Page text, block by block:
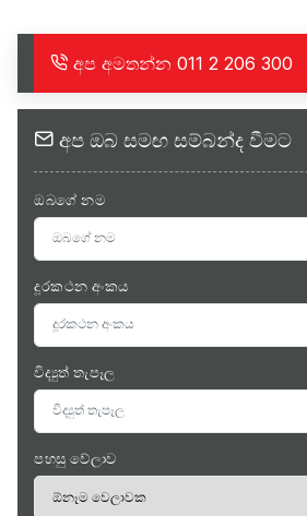
අප අමතන්න 011 2 206 300
අප ඔබ සමඟ සම්බන්ද වීමට
ඔබගේ නම
දූරකථන අංකය
විද්‍යුත් තැපෑල
පහසු වේලාව